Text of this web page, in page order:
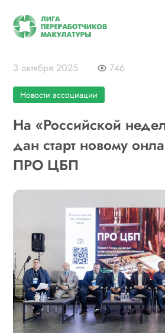
3 октября 2025 746
Новости ассоциации
На «Российской
дан старт новому
ПРО ЦБП